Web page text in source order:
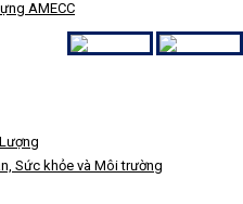
Sức khỏe và Môi trường